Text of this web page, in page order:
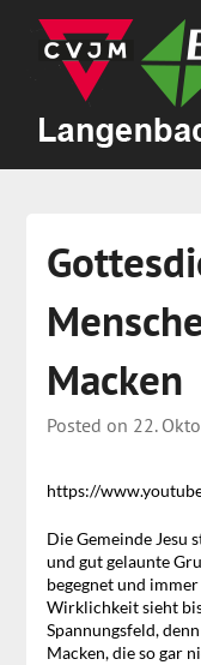
Macken
Posted on 22.
https://
Die Gemeinde Jesu
und gut gelaunte
begegnet und
Wirklichkeit sieht
Spannungsfeld,
Macken, die so gar